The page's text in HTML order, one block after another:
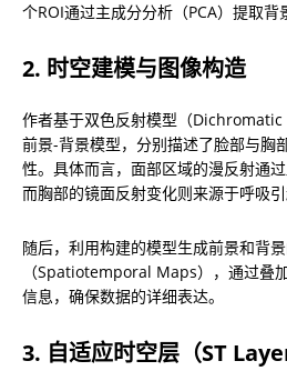
个ROI通过主成分分析（PCA）提取背
2. 时空建模与图像构造
作者基于双色反射模型（
前景-背景模型，分别描述了脸部与胸
性。具体而言，面部区域的漫反射通
而胸部的镜面反射变化则来源于呼吸引
随后，利用构建的模型生成前景和背
（Spatiotemporal Maps），通过叠
信息，确保数据的详细表达。
3. 自适应时空层（ST